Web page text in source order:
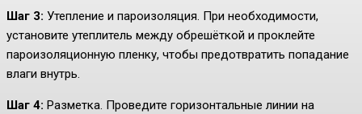
Шаг 3: Утепление и пароизоляция. При необходимости,
установите утеплитель между обрешёткой и проклейте
пароизоляционную пленку, чтобы предотвратить попадание
влаги внутрь.
Шаг 4: Разметка. Проведите горизонтальные линии на